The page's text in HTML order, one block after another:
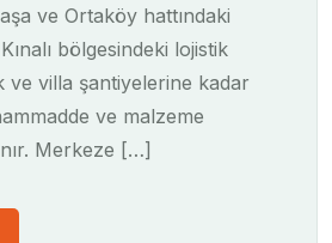
ve Ortaköy hattındaki
bölgesindeki lojistik
ve villa şantiyelerine kadar
ve malzeme
Merkeze […]